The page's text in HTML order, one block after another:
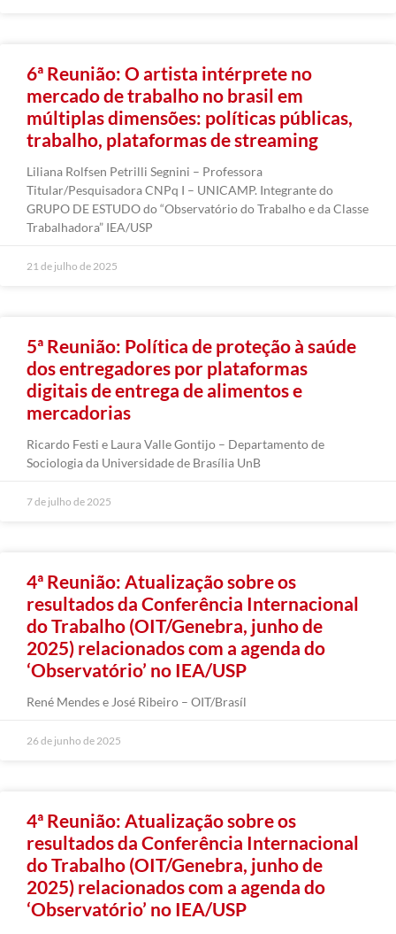
6ª Reunião: O artista intérprete no
mercado de trabalho no brasil em
múltiplas dimensões: políticas públicas,
trabalho, plataformas de streaming
Liliana Rolfsen Petrilli Segnini – Professora
Titular/Pesquisadora CNPq I – UNICAMP. Integrante do
GRUPO DE ESTUDO do “Observatório do Trabalho e da Classe
Trabalhadora” IEA/USP
21 de julho de 2025
5ª Reunião: Política de proteção à saúde
dos entregadores por plataformas
digitais de entrega de alimentos e
mercadorias
Ricardo Festi e Laura Valle Gontijo – Departamento de
Sociologia da Universidade de Brasília UnB
7 de julho de 2025
4ª Reunião: Atualização sobre os
resultados da Conferência Internacional
do Trabalho (OIT/Genebra, junho de
2025) relacionados com a agenda do
‘Observatório’ no IEA/USP
René Mendes e José Ribeiro – OIT/Brasíl
26 de junho de 2025
4ª Reunião: Atualização sobre os
resultados da Conferência Internacional
do Trabalho (OIT/Genebra, junho de
2025) relacionados com a agenda do
‘Observatório’ no IEA/USP